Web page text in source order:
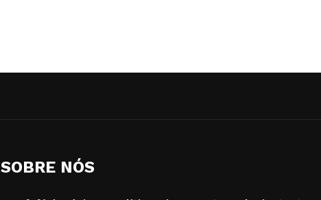
SOBRE NÓS